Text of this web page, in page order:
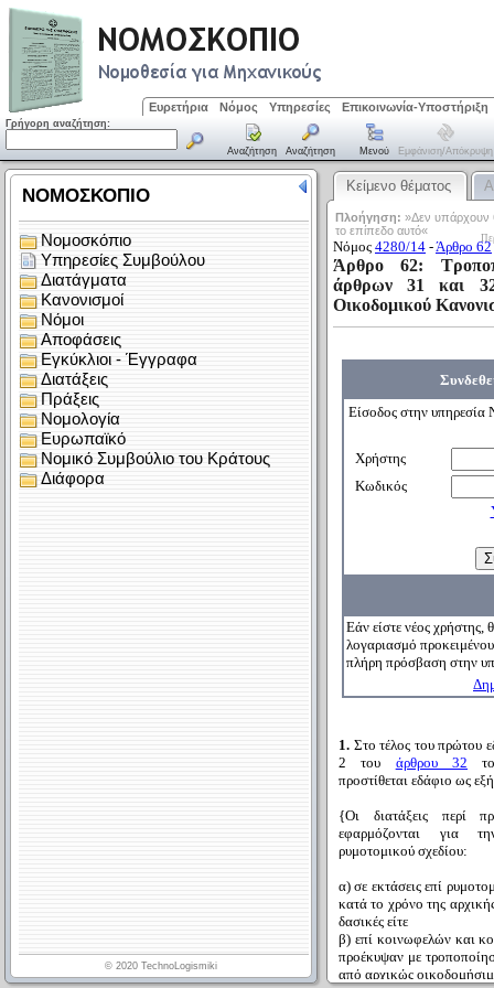
Ευρετήρια Νόμος Υπηρεσίες Επικοινωνία-Υποστήριξη
Γρήγορη αναζήτηση:
Αναζήτηση Αναζήτηση Μενού Εμφάνιση/απόκρυψη
Κείμενο θέματος